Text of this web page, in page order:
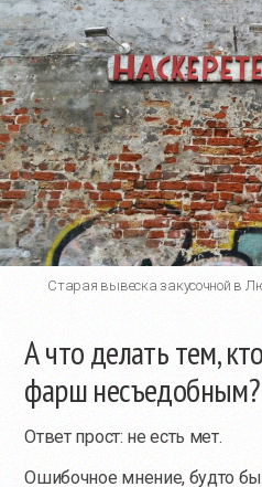
Старая вывеска закусочной в
А что делать тем,
фарш несъедобным?
Ответ прост: не есть мет.
Ошибочное мнение, будто